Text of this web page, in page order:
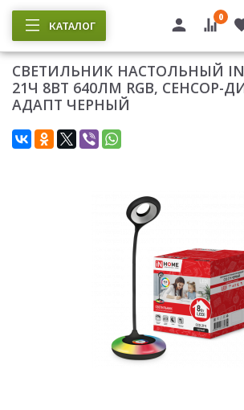
КАТАЛОГ
0
СВЕТИЛЬНИК НАСТОЛЬНЫЙ IN
21Ч 8ВТ 640ЛМ RGB, СЕНСОР-
АДАПТ ЧЕРНЫЙ